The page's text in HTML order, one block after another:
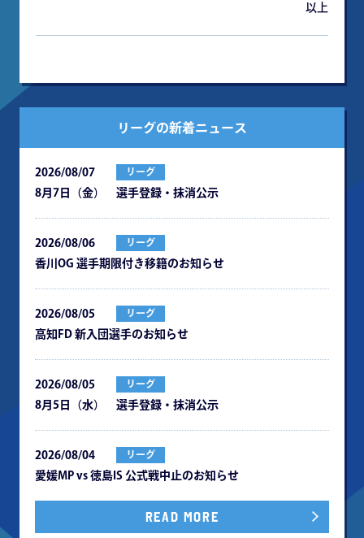
以上
リーグの新着ニュース
2026/08/07 リーグ
8月7日（金） 選手登録・抹消公示
2026/08/06 リーグ
⾹川OG 選⼿期限付き移籍のお知らせ
2026/08/05 リーグ
⾼知FD 新⼊団選⼿のお知らせ
2026/08/05 リーグ
8月5日（水） 選手登録・抹消公示
2026/08/04 リーグ
愛媛MP vs 徳島IS 公式戦中⽌のお知らせ
READ MORE